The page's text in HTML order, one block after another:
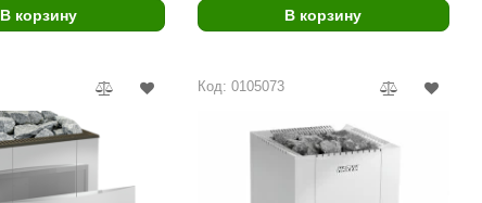
ИзиСтим
В корзину В корзину
Код: 0105073